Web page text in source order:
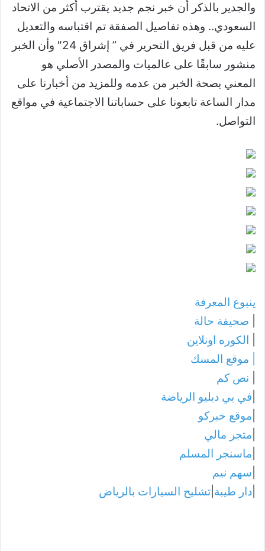
والجدير بالذكر أن خبر نجم جديد يقترب أكثر من الاتحاد
السعودي.. وهذه تفاصيل الصفقة تم اقتباسه والتعديل
عليه من قبل فريق التحرير في ” إشراق 24″ وأن الخبر
منشور سابقًا على عالميات والمصدر الأصلي هو
المعني بصحة الخبر من عدمه وللمزيد من أخبارنا على
مدار الساعة تابعونا على حساباتنا الاجتماعية في مواقع
التواصل.
ينبوع المعرفة
صحيفة حالة
الكوره اونلاين
موقع المسك
نص كم
في بي دبليو الرياضة
موقع خبركو
متجر مالي
ماسنجر المسلم
سهم نيم
دار طيبة تشليح السيارات بالرياض